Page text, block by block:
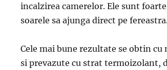
incalzirea camerelor. Ele sunt
soarele sa ajunga direct pe
Cele mai bune rezultate se obtin
si prevazute cu strat termoizolant,